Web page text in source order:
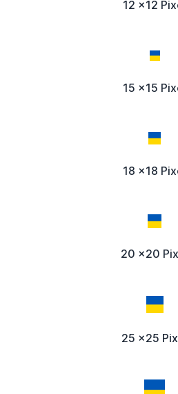
12 x12
15 x15
18 x18
20 x20
25 x25